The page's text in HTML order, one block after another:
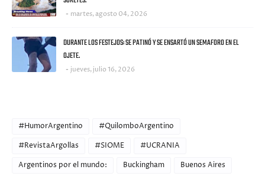
martes, agosto 04, 2026
DURANTE LOS FESTEJOS: SE PATINÓ Y SE ENSARTÓ UN SEMAFORO EN EL
OJETE.
jueves, julio 16, 2026
#HumorArgentino
#QuilomboArgentino
#RevistaArgollas
#SIOME
#UCRANIA
Argentinos por el mundo:
Buckingham
Buenos Aires